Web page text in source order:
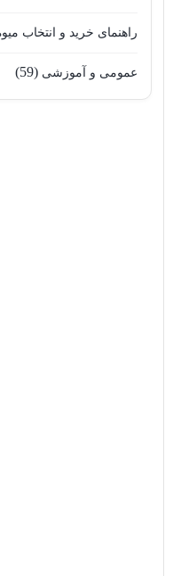
راهنمای خرید و انتخاب
عمومی و آموزشی (59)